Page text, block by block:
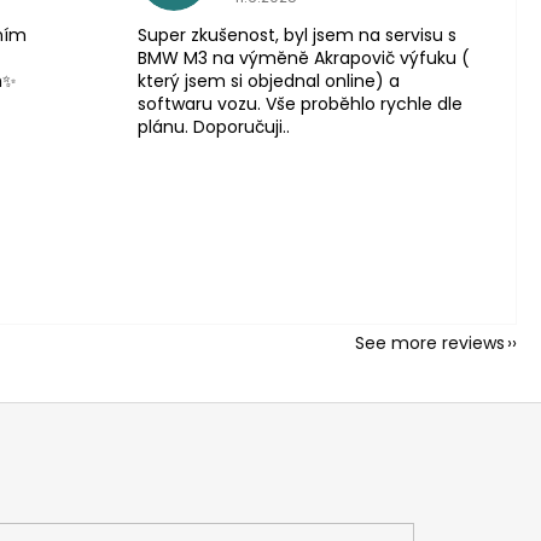
Super zkušenost, byl jsem na servisu s
BMW M3 na výměně Akrapovič výfuku (
který jsem si objednal online) a
softwaru vozu. Vše proběhlo rychle dle
plánu. Doporučuji..
See more reviews